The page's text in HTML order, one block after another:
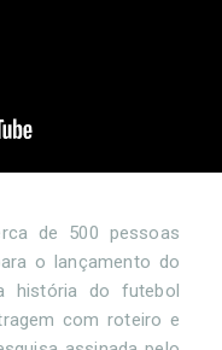
de 500 pessoas
o lançamento do
história do futebol
com roteiro e